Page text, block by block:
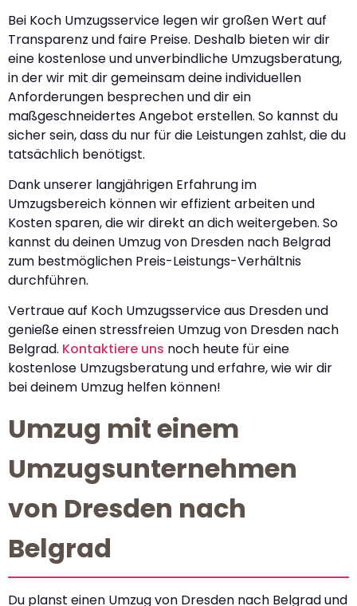
Bei Koch Umzugsservice legen wir großen Wert auf
Transparenz und faire Preise. Deshalb bieten wir dir
eine kostenlose und unverbindliche Umzugsberatung,
in der wir mit dir gemeinsam deine individuellen
Anforderungen besprechen und dir ein
maßgeschneidertes Angebot erstellen. So kannst du
sicher sein, dass du nur für die Leistungen zahlst, die du
tatsächlich benötigst.
Dank unserer langjährigen Erfahrung im
Umzugsbereich können wir effizient arbeiten und
Kosten sparen, die wir direkt an dich weitergeben. So
kannst du deinen Umzug von Dresden nach Belgrad
zum bestmöglichen Preis-Leistungs-Verhältnis
durchführen.
Vertraue auf Koch Umzugsservice aus Dresden und
genieße einen stressfreien Umzug von Dresden nach
Belgrad. Kontaktiere uns noch heute für eine
kostenlose Umzugsberatung und erfahre, wie wir dir
bei deinem Umzug helfen können!
Umzug mit einem
Umzugsunternehmen
von Dresden nach
Belgrad
Du planst einen Umzug von Dresden nach Belgrad und